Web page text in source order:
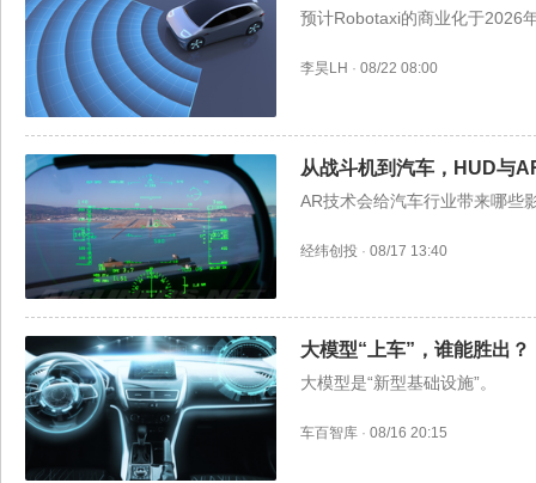
预计Robotaxi的商业化于2026
李昊LH · 08/22 08:00
从战斗机到汽车，HUD与
AR技术会给汽车行业带来哪些
经纬创投 · 08/17 13:40
大模型“上车”，谁能胜出？
大模型是“新型基础设施”。
车百智库 · 08/16 20:15